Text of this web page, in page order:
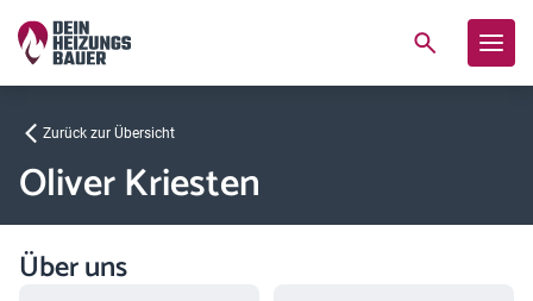
Zurück zur Übersicht
Oliver Kriesten
Über uns